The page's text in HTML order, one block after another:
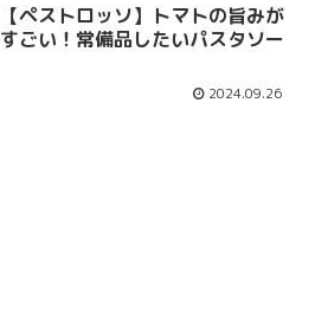
【ペストロッソ】トマトの旨みが
すごい！常備品したいパスタソー
2024.09.26